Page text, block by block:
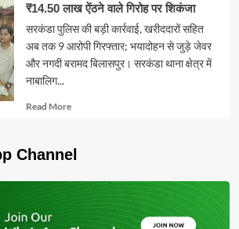
₹14.50 लाख ऐंठने वाले गिरोह पर शिकंजा
सरकंडा पुलिस की बड़ी कार्रवाई, खरीददारों सहित
अब तक 9 आरोपी गिरफ्तार; भयादोहन से जुड़े जेवर
और नगदी बरामद बिलासपुर। सरकंडा थाना क्षेत्र में
नाबालिग...
Read MoreRead
Channel